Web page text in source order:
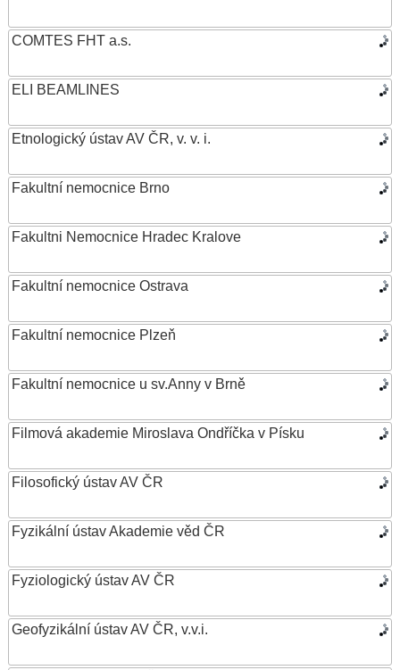
COMTES FHT a.s.
ELI BEAMLINES
Etnologický ústav AV ČR, v. v. i.
Fakultní nemocnice Brno
Fakultni Nemocnice Hradec Kralove
Fakultní nemocnice Ostrava
Fakultní nemocnice Plzeň
Fakultní nemocnice u sv.Anny v Brně
Filmová akademie Miroslava Ondříčka v Písku
Filosofický ústav AV ČR
Fyzikální ústav Akademie věd ČR
Fyziologický ústav AV ČR
Geofyzikální ústav AV ČR, v.v.i.